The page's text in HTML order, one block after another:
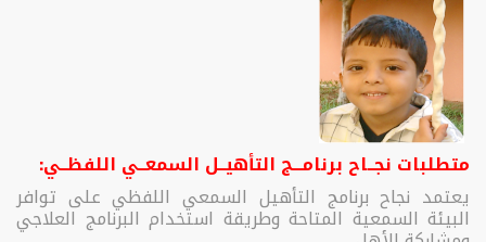
متطلبات نجــاح برنامـــج التأهيــل السمعــي اللفظــي:
يعتمد نجاح برنامج التأهيل السمعي اللفظي على توافر
البيئة السمعية المتاحة وطريقة استخدام البرنامج العلاجي